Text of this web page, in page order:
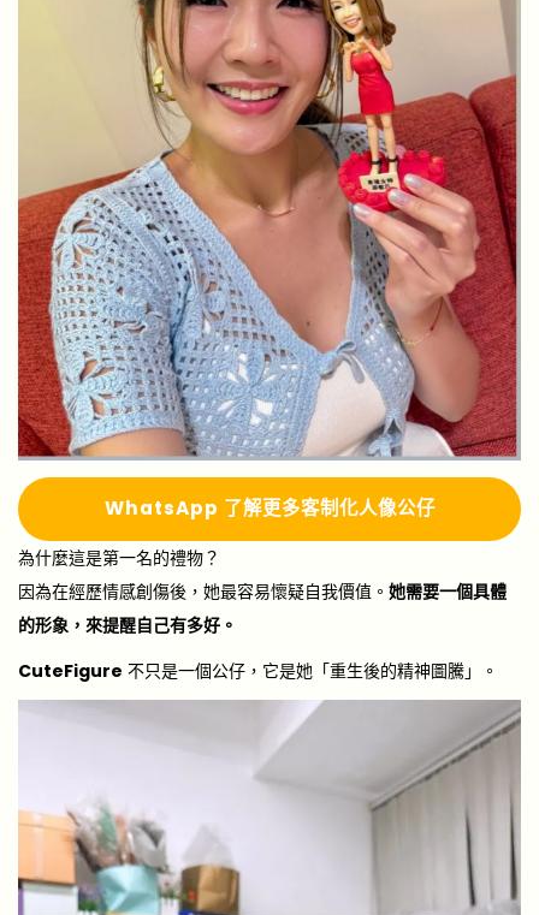
WhatsApp 了解更多客制化人像公仔
為什麼這是第一名的禮物？
因為在經歷情感創傷後，她最容易懷疑自我價值。 她需要一個具體
的形象，來提醒自己有多好。
CuteFigure 不只是一個公仔，它是她「重生後的精神圖騰」。